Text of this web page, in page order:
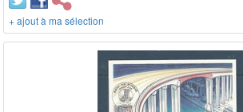
+ ajout à ma sélection